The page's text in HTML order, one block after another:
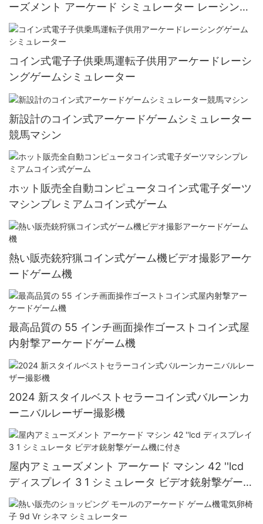
ーズメント アーケード シミュレーター レーシング
カー ゲーム マシン卸売
コイン式電子子供乗馬運転子供用アーケードレーシ
ングゲームシミュレーター
新設計のコイン式アーケードゲームシミュレーター
競馬マシン
ホット販売全自動コンピュータコイン式電子ダーツ
マシンプレミアムコイン式ゲーム
熱い販売銃狩猟コイン式ゲーム機ビデオ撮影アーケ
ードゲーム機
最高品質の 55 インチ画面操作ゴーストコイン式屋
内射撃アーケードゲーム機
2024 新スタイルベストセラーコイン式バルーンカ
ーニバルレーザー撮影機
屋内アミューズメント アーケード マシン 42 ''lcd
ディスプレイ 3 1 シミュレータ ビデオ銃射撃ゲーム
機に付き